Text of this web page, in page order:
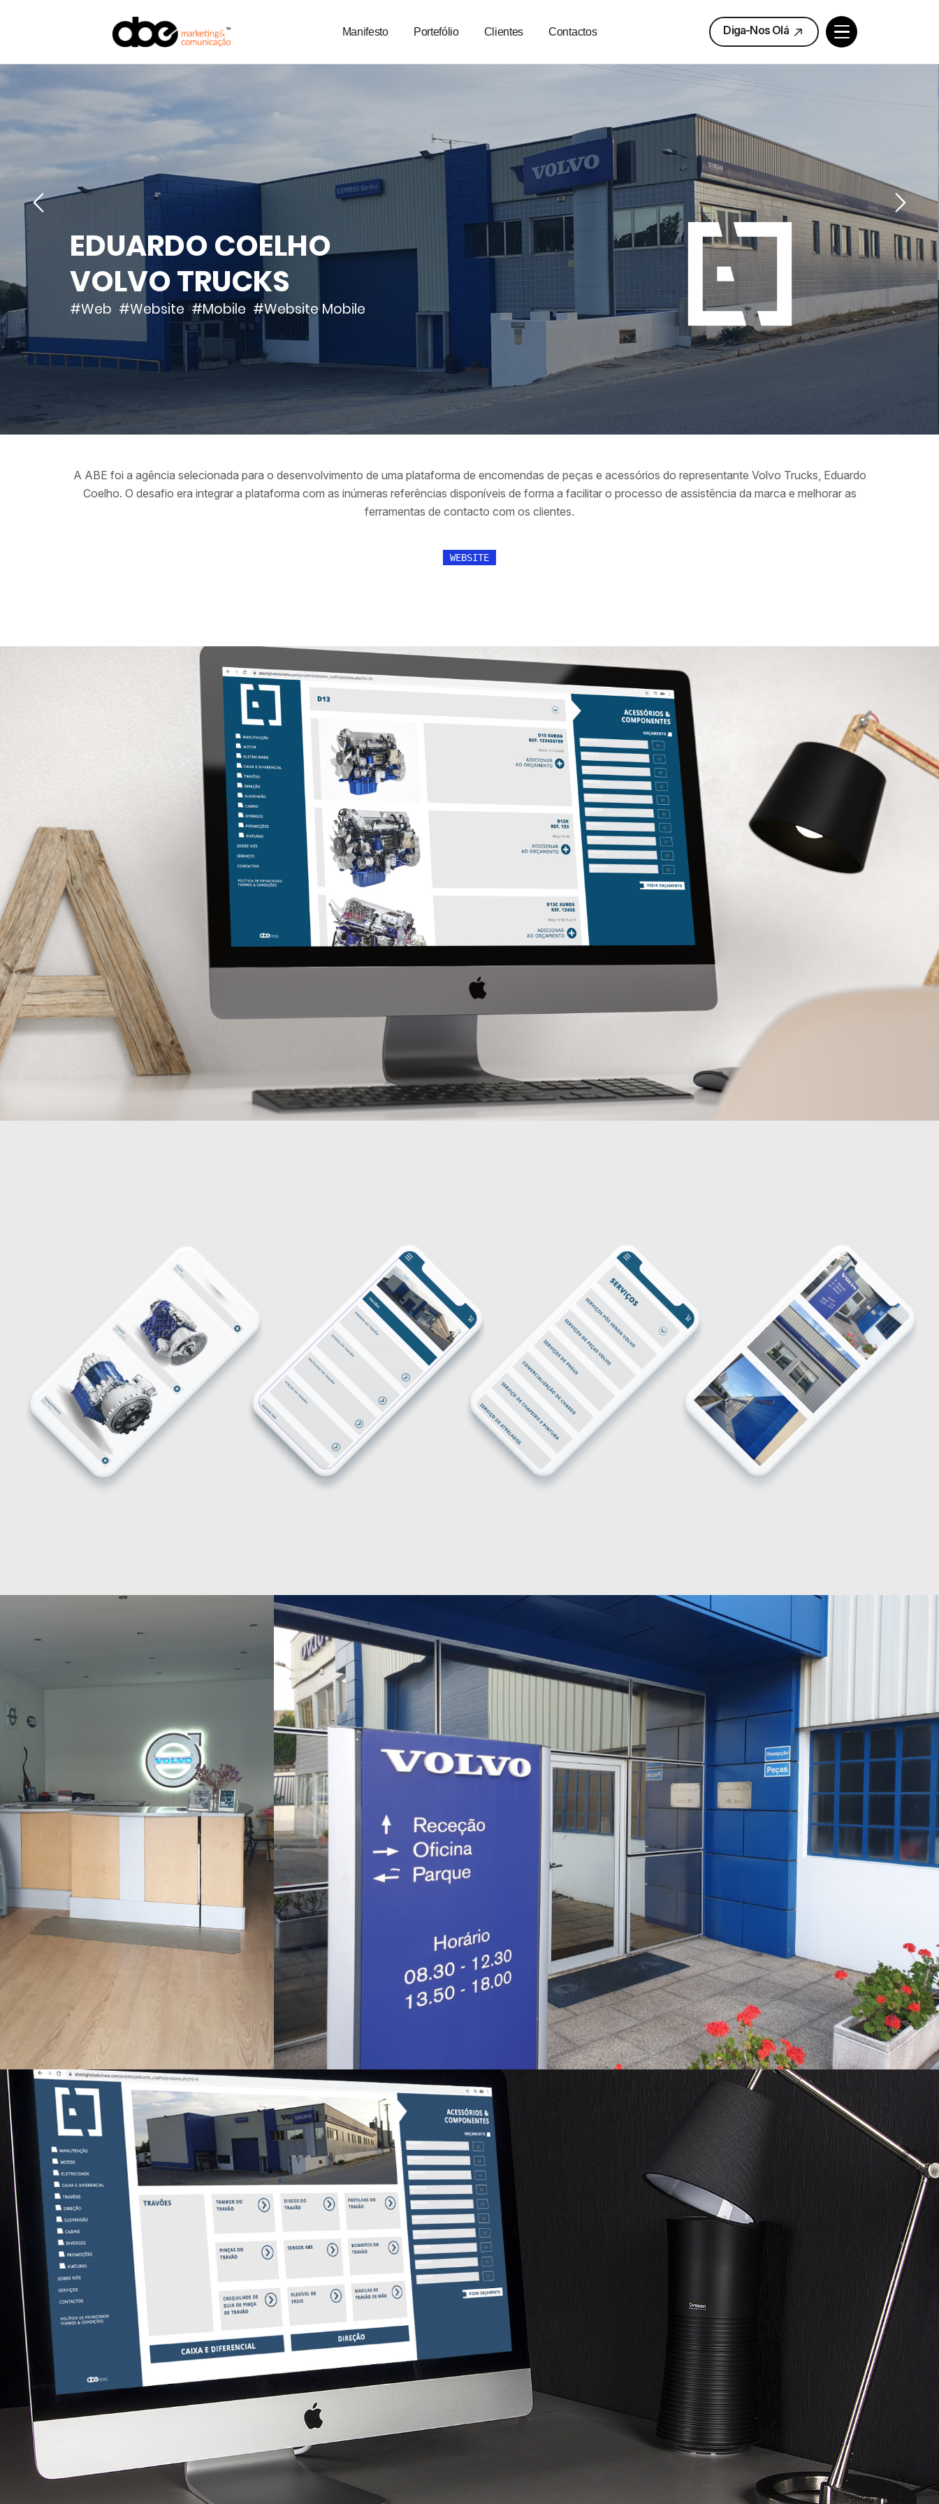
Manifesto Portefólio Clientes Contactos
Diga-Nos Olá
Diga-Nos Olá
EDUARDO COELHO
VOLVO TRUCKS
#Web #Website #Mobile #Website Mobile
A ABE foi a agência selecionada para o desenvolvimento de uma plataforma de encomendas de peças e acessórios do representante Volvo Trucks, Eduardo
Coelho. O desafio era integrar a plataforma com as inúmeras referências disponíveis de forma a facilitar o processo de assistência da marca e melhorar as
ferramentas de contacto com os clientes.
WEBSITE